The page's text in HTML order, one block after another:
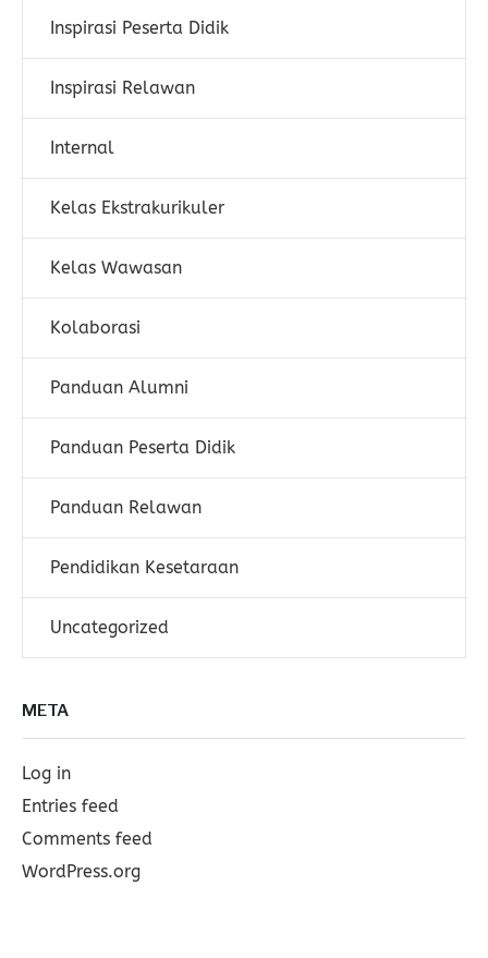
Inspirasi Peserta Didik
Inspirasi Relawan
Internal
Kelas Ekstrakurikuler
Kelas Wawasan
Kolaborasi
Panduan Alumni
Panduan Peserta Didik
Panduan Relawan
Pendidikan Kesetaraan
Uncategorized
META
Log in
Entries feed
Comments feed
WordPress.org